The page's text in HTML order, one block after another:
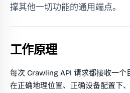
撑其他一切功能的通用端点。
工作原理
每次 Crawling API 请求都接收一个
在正确地理位置、正确设备配置下